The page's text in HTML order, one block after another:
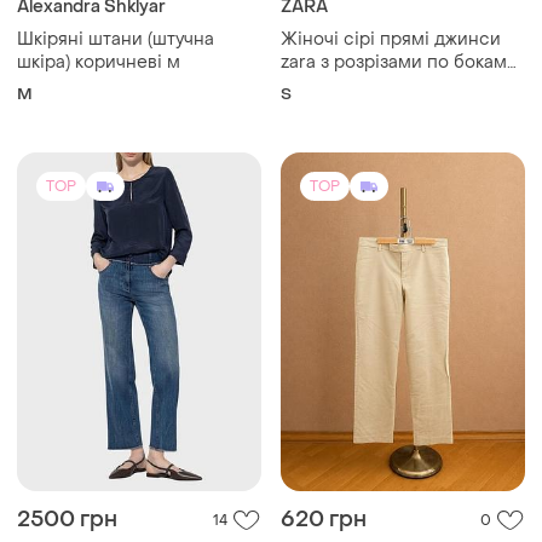
широкі luisa cerano штани
джинсові вкорочені
преміум бренд 28 / m 29 /
M і ще 1
кольору
36